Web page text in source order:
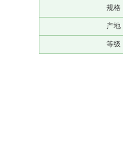
规格
产地
等级